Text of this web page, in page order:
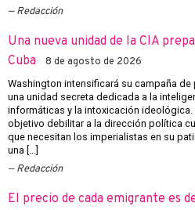
Redacción
Una nueva unidad de la CIA
Cuba
8 de agosto de 2026
Washington intensificará su campaña
una unidad secreta dedicada a la
informáticas y la intoxicación ideológica.
objetivo debilitar a la dirección política
que necesitan los imperialistas en su
una […]
Redacción
El precio de cada emigrante es